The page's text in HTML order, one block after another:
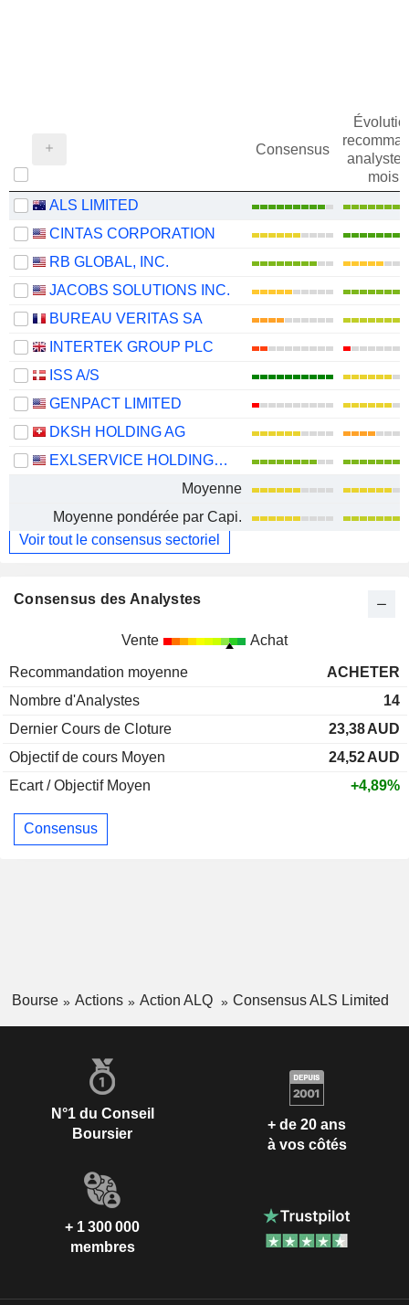
Consensus
mois
ALS LIMITED
CINTAS CORPORATION
RB GLOBAL, INC.
JACOBS SOLUTIONS INC.
BUREAU VERITAS SA
INTERTEK GROUP PLC
ISS A/S
GENPACT LIMITED
DKSH HOLDING AG
EXLSERVICE HOLDINGS, INC.
Moyenne
Moyenne pondérée par Capi.
Voir tout le consensus sectoriel
Consensus des Analystes
Vente Achat
Recommandation moyenne
ACHETER
Nombre d'Analystes
14
Dernier Cours de Cloture
23,38AUD
Objectif de cours Moyen
24,52AUD
Ecart / Objectif Moyen
+4,89%
Consensus
Bourse Actions Action ALQ Consensus ALS Limited
N°1 du Conseil
Boursier
+ de 20 ans
à vos côtés
+ 1 300 000
membres